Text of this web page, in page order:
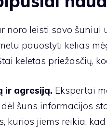
noro leisti savo šuniui
pauostyti kelias
keletas priežasčių,
ir agresiją. Ekspertai
šuns informacijos
kurios jiems reikia,